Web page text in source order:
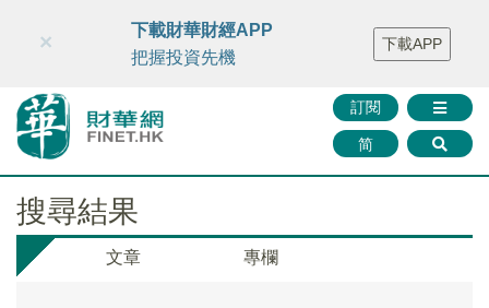
財華智庫網 FINTV FINMETA 財華證券 媒體矩陣
智庫沙龍
聯絡我們
訂閱
简
×
下載財華財經APP
把握投資先機
下載APP
搜尋結果
文章 專欄